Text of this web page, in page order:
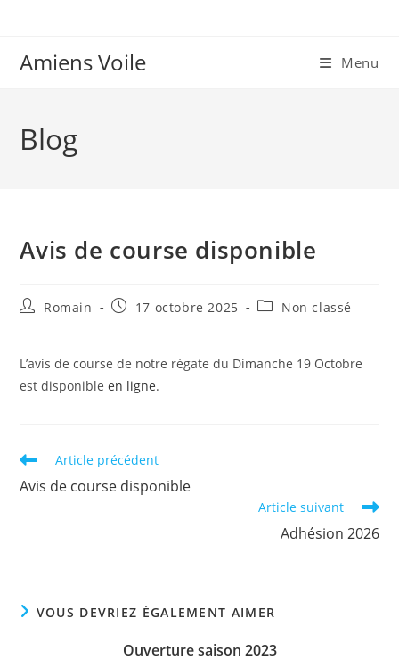
contentAmiens Voile Menu
Blog
Avis de course disponible
Auteur/autrice
publication :
Romain
Publication
17 octobre 2025
PostNon classé
L’avis de course de notre régate du Dimanche 19 Octobre
est disponibleen ligne.
Read
articles
Article précédent
Avis de course disponible
Article suivant
Adhésion 2026
VOUS DEVRIEZ ÉGALEMENT AIMER
Ouverture saison 2023